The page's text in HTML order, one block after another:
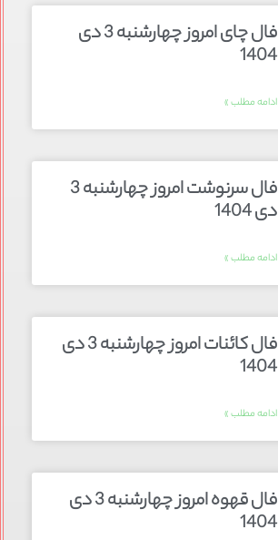
فال چای امروز چهارشنبه 3 دی
1404
ادامه مطلب »
فال سرنوشت امروز چهارشنبه 3
دی 1404
ادامه مطلب »
فال کائنات امروز چهارشنبه 3 دی
1404
ادامه مطلب »
فال قهوه امروز چهارشنبه 3 دی
1404